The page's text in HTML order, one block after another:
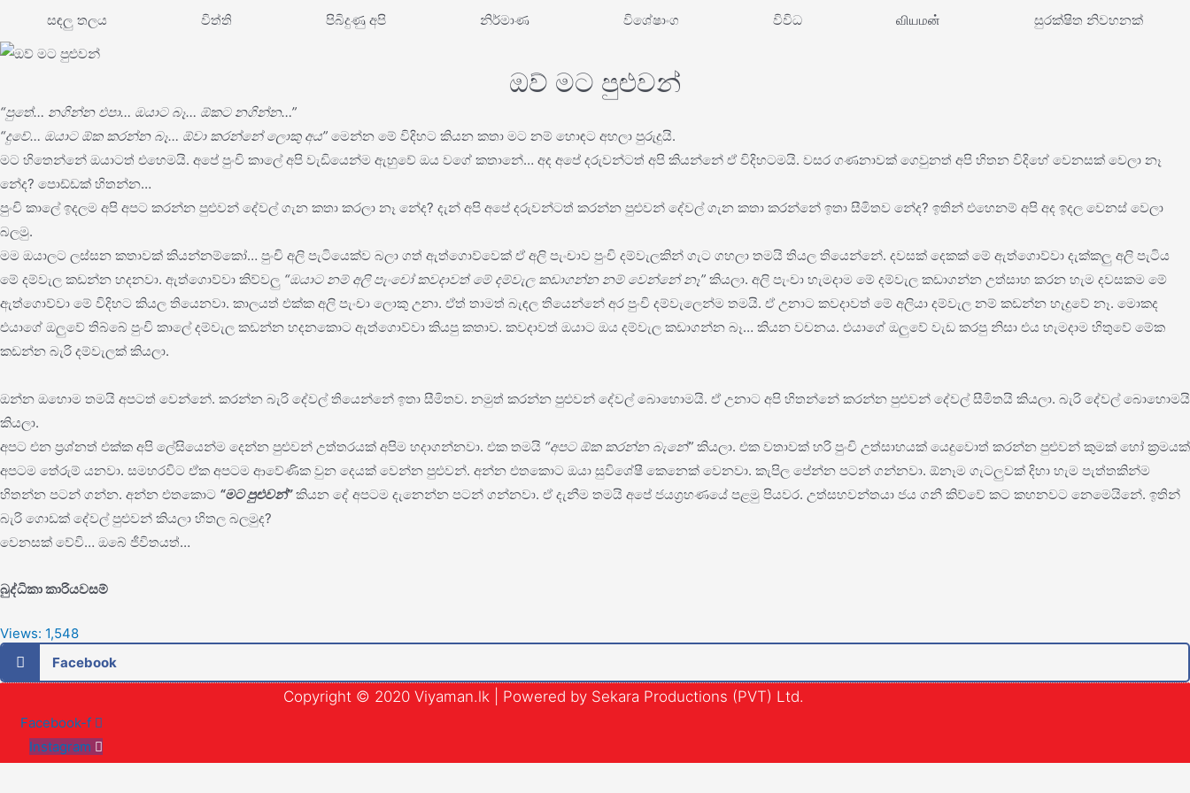
සඳලු තලය විත්ති පිබිදුණු අපි නිර්මාණ විශේෂාංග විවිධ வியமன் සුරක්ෂිත නිවහනක්
ඔව් මට පුළුවන්
“පුතේ… නගින්න එපා… ඔයාට බෑ… ඕකට නගින්න…”
“දුවේ… ඔයාට ඕක කරන්න බෑ… ඕවා කරන්නේ ලොකු අය” මෙන්න මේ විදිහට කියන කතා මට නම් හොඳට අහලා පුරුදුයි.
මට හිතෙන්නේ ඔයාටත් එහෙමයි. අපේ පුංචි කාලේ අපි වැඩියෙන්ම ඇහුවේ ඔය වගේ කතානේ… අද අපේ දරුවන්ටත් අපි කියන්නේ ඒ විදිහටමයි. වසර ගණනාවක් ගෙවුනත් අපි හිතන විදිහේ වෙනසක් වෙලා නෑ
නේද? පොඩ්ඩක් හිතන්න…
පුංචි කාලේ ඉදලම අපි අපට කරන්න පුළුවන් දේවල් ගැන කතා කරලා නෑ නේද? දැන් අපි අපේ දරුවන්ටත් කරන්න පුළුවන් දේවල් ගැන කතා කරන්නේ ඉතා සීමිතව නේද? ඉතින් එහෙනම් අපි අද ඉදල වෙනස් වෙලා
බලමු.
මම ඔයාලට ලස්සන කතාවක් කියන්නම්කෝ… පුංචි අලි පැටියෙක්ව බලා ගත් ඇත්ගොව්වෙක් ඒ අලි පැංචාව පුංචි දම්වැලකින් ගැට ගහලා තමයි තියල තියෙන්නේ. දවසක් දෙකක් මේ ඇත්ගොව්වා දැක්කලු අලි පැටිය
මේ දම්වැල කඩන්න හදනවා. ඇත්ගොව්වා කිව්වලු “ඔයාට නම් අලි පැංචෝ කවදාවත් මේ දම්වැල කඩාගන්න නම් වෙන්නේ නෑ” කියලා. අලි පැංචා හැමදාම මේ දම්වැල කඩාගන්න උත්සාහ කරන හැම දවසකම මේ
ඇත්ගොව්වා මේ විදිහට කියල තියෙනවා. කාලයත් එක්ක අලි පැංචා ලොකු උනා. ඒත් තාමත් බැඳල තියෙන්නේ අර පුංචි දම්වැලෙන්ම තමයි. ඒ උනාට කවදාවත් මේ අලියා දම්වැල නම් කඩන්න හැදුවේ නෑ. මොකද
එයාගේ ඔලුවේ තිබ්බේ පුංචි කාලේ දම්වැල කඩන්න හදනකොට ඇත්ගොව්වා කියපු කතාව. කවදාවත් ඔයාට ඔය දම්වැල කඩාගන්න බෑ… කියන වචනය. එයාගේ ඔලුවේ වැඩ කරපු නිසා එය හැමදාම හිතුවේ මේක
කඩන්න බැරි දම්වැලක් කියලා.
ඔන්න ඔහොම තමයි අපටත් වෙන්නේ. කරන්න බැරි දේවල් තියෙන්නේ ඉතා සීමිතව. නමුත් කරන්න පුළුවන් දේවල් බොහොමයි. ඒ උනාට අපි හිතන්නේ කරන්න පුළුවන් දේවල් සීමිතයි කියලා. බැරි දේවල් බොහොමයි
කියලා.
අපට එන ප්‍රශ්නත් එක්ක අපි ලේසියෙන්ම දෙන්න පුළුවන් උත්තරයක් අපිම හදාගන්නවා. එක තමයි “අපට ඕක කරන්න බැනේ” කියලා. එක වතාවක් හරි පුංචි උත්සාහයක් යෙදුවොත් කරන්න පුළුවන් කුමක් හෝ ක්‍රමයක්
අපටම තේරුම් යනවා. සමහරවිට ඒක අපටම ආවේණික වුන දෙයක් වෙන්න පුළුවන්. අන්න එතකොට ඔයා සුවිශේෂී කෙනෙක් වෙනවා. කැපිල පේන්න පටන් ගන්නවා. ඕනෑම ගැටලුවක් දිහා හැම පැත්තකින්ම
හිතන්න පටන් ගන්න. අන්න එතකොට “මට පුළුවන්”කියන දේ අපටම දැනෙන්න පටන් ගන්නවා. ඒ දැනීම තමයි අපේ ජයග්‍රහණයේ පළමු පියවර. උත්සහවන්තයා ජය ගනී කිව්වේ කට කහනවට නෙමෙයිනේ. ඉතින්
බැරි ගොඩක් දේවල් පුළුවන් කියලා හිතල බලමුද?
වෙනසක් වේවි… ඔබේ ජීවිතයත්…
බුද්ධිකා කාරියවසම්
Views: 1,548
Facebook
Copyright © 2020 Viyaman.lk | Powered by Sekara Productions (PVT) Ltd.
Facebook-f
Instagram